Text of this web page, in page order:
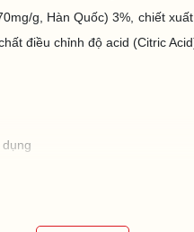
g, Hàn Quốc) 3%, chiết
điều chỉnh độ acid (Citric